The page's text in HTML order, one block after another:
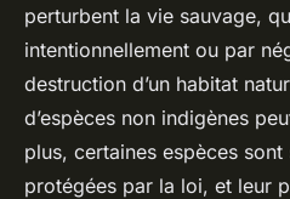
perturbent la vie sauvage,
intentionnellement ou par
destruction d’un habitat
d’espèces non indigènes
plus, certaines espèces
protégées par la loi, et leur